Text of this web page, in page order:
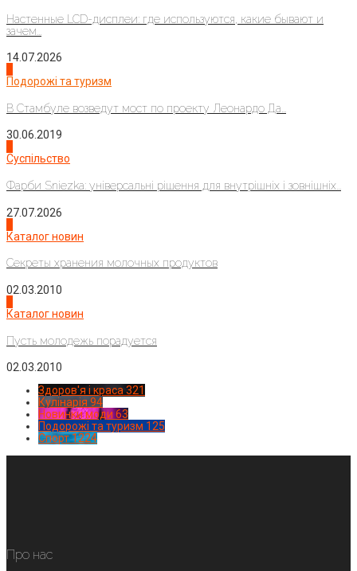
Настенные LCD-дисплеи: где используются, какие бывают и
зачем...
14.07.2026
Подорожі та туризм
В Стамбуле возведут мост по проекту Леонардо Да...
30.06.2019
Суспільство
Фарби Sniezka: універсальні рішення для внутрішніх і зовнішніх...
27.07.2026
Каталог новин
Секреты хранения молочных продуктов
02.03.2010
Каталог новин
Пусть молодежь порадуется
02.03.2010
Здоров'я і краса 321
Кулінарія 94
Новинки моди 63
Подорожі та туризм 125
Спорт1224
Про нас